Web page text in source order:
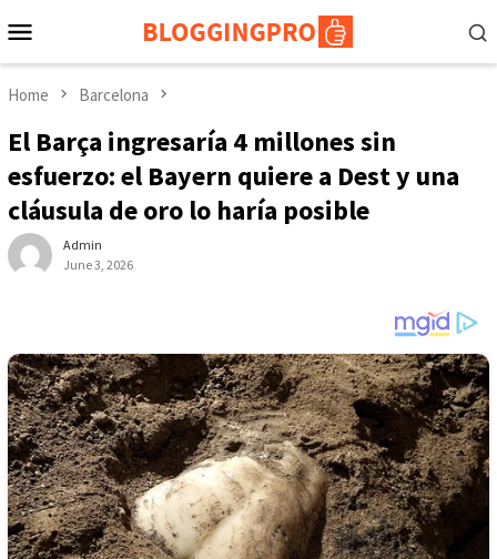
to
Menu
Home Barcelona
El Barça ingresaría 4 millones sin
esfuerzo: el Bayern quiere a Dest y una
cláusula de oro lo haría posible
Admin
June 3, 2026